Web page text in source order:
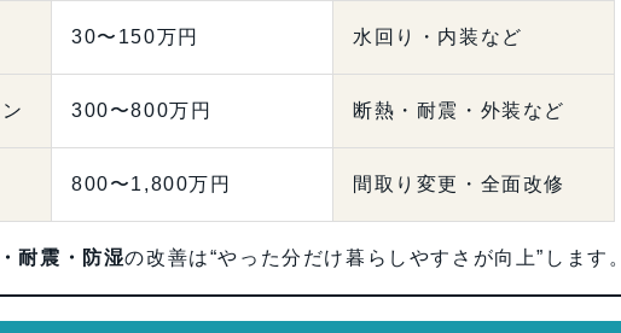
30〜150万円 水回り・内装など
300〜800万円 断熱・耐震・外装など
800〜1,800万円 間取り変更・全面改修
耐震・防湿の改善は“やった分だけ暮らしやすさが向上”します。